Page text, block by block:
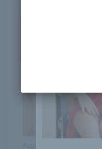
Augusztus 11. –